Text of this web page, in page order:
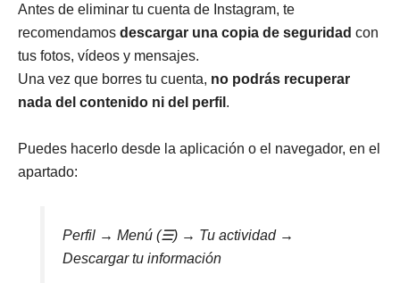
Antes de eliminar tu cuenta de Instagram, te
recomendamos descargar una copia de seguridad con
tus fotos, vídeos y mensajes.
Una vez que borres tu cuenta, no podrás recuperar
nada del contenido ni del perfil .
Puedes hacerlo desde la aplicación o el navegador, en el
apartado:
Perfil → Menú (☰) → Tu actividad →
Descargar tu información